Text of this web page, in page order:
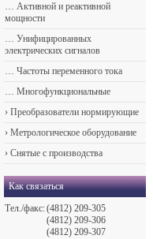
… Активной и реактивной
мощности
… Унифицированных
электрических сигналов
… Частоты переменного тока
… Многофункциональные
› Преобразователи нормирующие
› Метрологическое оборудование
› Снятые с производства
Как связаться
Тел./факс:(4812) 209-305
(4812) 209-306
(4812) 209-307